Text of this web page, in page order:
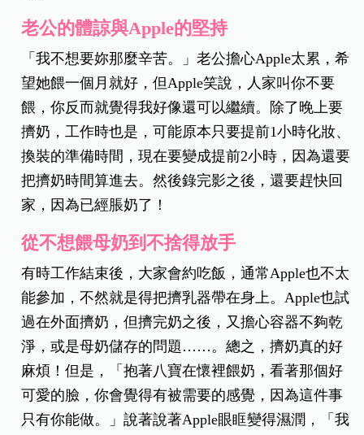
老公的體諒與Apple的堅持
「我不想要妳那麼辛苦。」老公擔心Apple太累，希
望她餵一個月就好，但Apple笑說，人家叫你不要
餵，你反而就覺得我好像還可以繼續。除了晚上要
擠奶，工作時也是，可能原本只要提前1小時化妝、
換裝的準備時間，現在要變成提前2小時，因為還要
把擠奶時間算進去。然後錄完影之後，還要趕快回
家，因為已經脹奶了！
從不想餵母奶到不捨得放手
有時工作結束後，大家會約吃飯，通常Apple也不太
能參加，不然就是得把擠乳器帶在身上。Apple也試
過在外面擠奶，但擠完奶之後，又擔心容器不夠乾
淨，或是母奶儲存的問題……。總之，擠奶真的好
麻煩！但是，「抱著八寶在懷裡餵奶，看著那個好
可愛的臉，你會覺得有被需要的感覺，因為這件事
只有你能做。」說著說著Apple眼眶變得濕潤，「我